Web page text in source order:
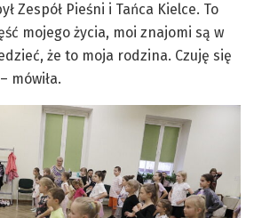
Zespół Pieśni i Tańca Kielce. To
mojego życia, moi znajomi są w
że to moja rodzina. Czuję się
mówiła.